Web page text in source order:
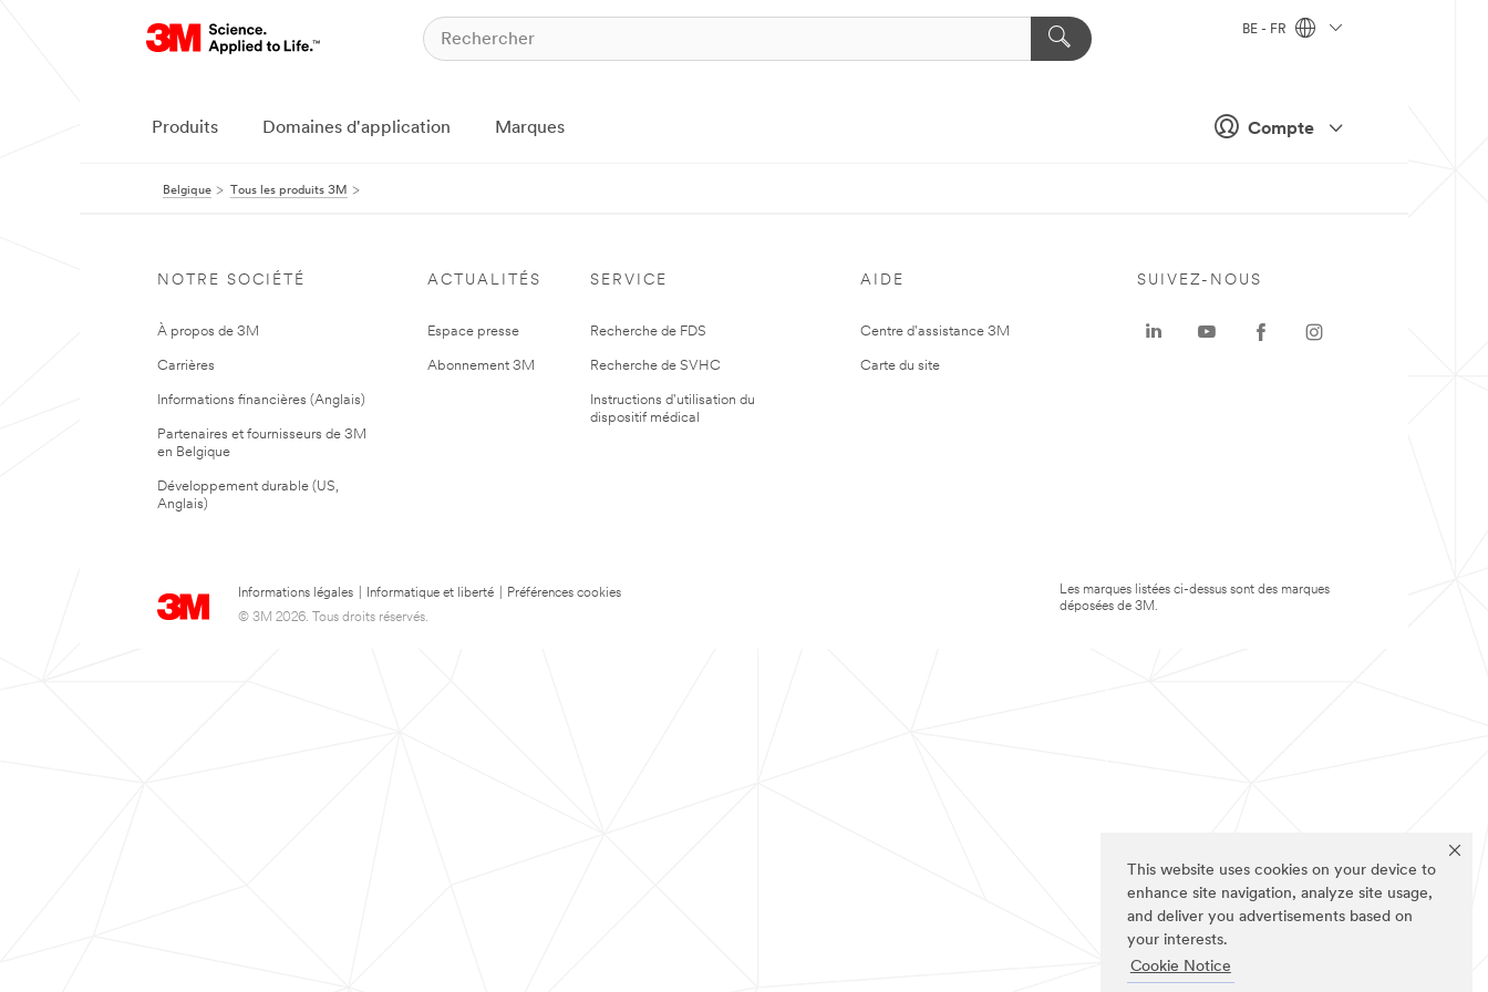
This website uses cookies on your device to
enhance site navigation, analyze site usage,
and deliver you advertisements based on
your interests.
Cookie Notice
Compte
BE - FR
Produits Domaines d'application Marques
Belgique Tous les produits 3M
NOTRE SOCIÉTÉ
À propos de 3M
Carrières
Informations financières (Anglais)
Partenaires et fournisseurs de 3M
en Belgique
Développement durable (US,
Anglais)
ACTUALITÉS
Espace presse
Abonnement 3M
SERVICE
Recherche de FDS
Recherche de SVHC
Instructions d'utilisation du
dispositif médical
AIDE
Centre d'assistance 3M
Carte du site
Informations légales Informatique et liberté
Préférences cookies
© 3M 2026. Tous droits réservés.
SUIVEZ-NOUS
Les marques listées ci-dessus sont des marques
déposées de 3M.